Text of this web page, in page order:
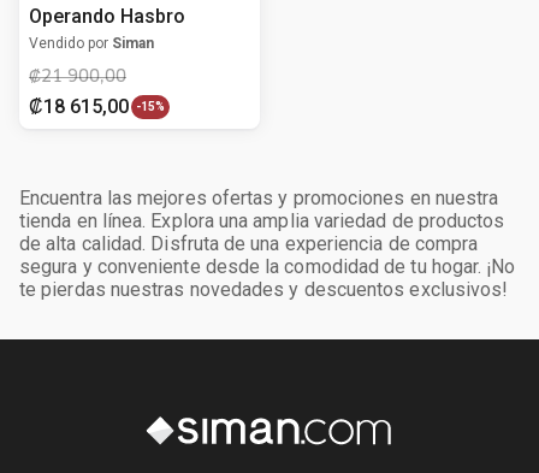
Operando Hasbro
Vendido por Siman
₡21 900,00
₡18 615,00 -15%
Encuentra las mejores ofertas y promociones en nuestra
tienda en línea. Explora una amplia variedad de productos
de alta calidad. Disfruta de una experiencia de compra
segura y conveniente desde la comodidad de tu hogar. ¡No
te pierdas nuestras novedades y descuentos exclusivos!